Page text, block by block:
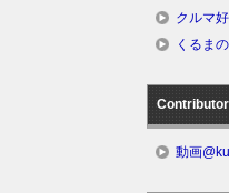
クルマ
くるま
動画